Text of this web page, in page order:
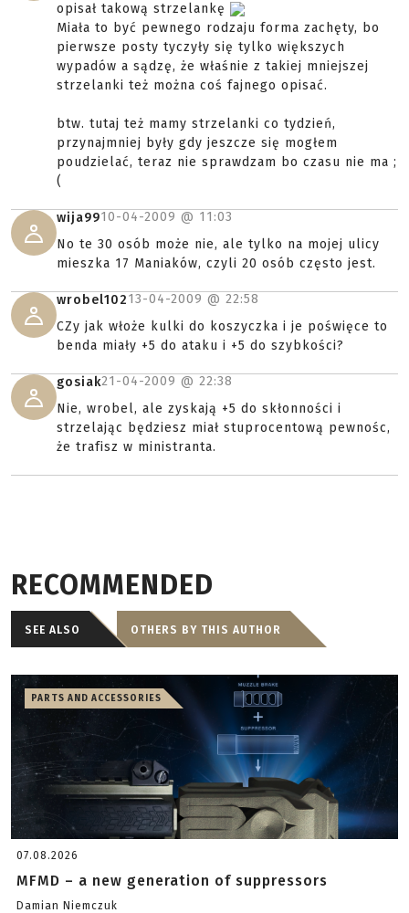
opisał takową strzelankę
Miała to być pewnego rodzaju forma zachęty, bo
pierwsze posty tyczyły się tylko większych
wypadów a sądzę, że właśnie z takiej mniejszej
strzelanki też można coś fajnego opisać.
btw. tutaj też mamy strzelanki co tydzień,
przynajmniej były gdy jeszcze się mogłem
poudzielać, teraz nie sprawdzam bo czasu nie ma ;
(
wija9910-04-2009 @ 11:03
No te 30 osób może nie, ale tylko na mojej ulicy
mieszka 17 Maniaków, czyli 20 osób często jest.
wrobel10213-04-2009 @ 22:58
CZy jak włoże kulki do koszyczka i je poświęce to
benda miały +5 do ataku i +5 do szybkości?
gosiak21-04-2009 @ 22:38
Nie, wrobel, ale zyskają +5 do skłonności i
strzelając będziesz miał stuprocentową pewnośc,
że trafisz w ministranta.
RECOMMENDED
SEE ALSO OTHERS BY THIS AUTHOR
PARTS AND ACCESSORIES
07.08.2026
MFMD – a new generation of suppressors
Damian Niemczuk